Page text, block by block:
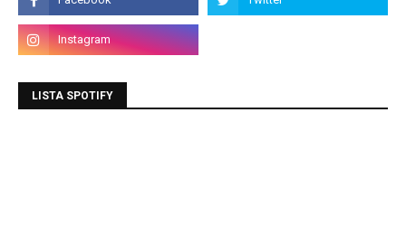
LISTA SPOTIFY